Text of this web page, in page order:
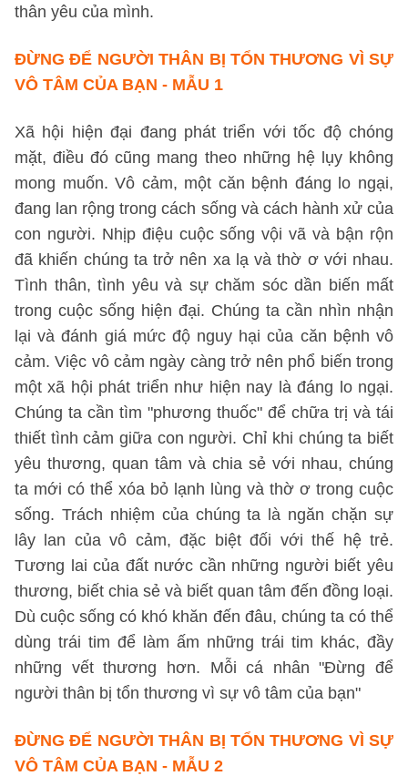
thân yêu của mình.
ĐỪNG ĐỂ NGƯỜI THÂN BỊ TỔN THƯƠNG VÌ SỰ
VÔ TÂM CỦA BẠN - MẪU 1
Xã hội hiện đại đang phát triển với tốc độ chóng
mặt, điều đó cũng mang theo những hệ lụy không
mong muốn. Vô cảm, một căn bệnh đáng lo ngại,
đang lan rộng trong cách sống và cách hành xử của
con người. Nhịp điệu cuộc sống vội vã và bận rộn
đã khiến chúng ta trở nên xa lạ và thờ ơ với nhau.
Tình thân, tình yêu và sự chăm sóc dần biến mất
trong cuộc sống hiện đại. Chúng ta cần nhìn nhận
lại và đánh giá mức độ nguy hại của căn bệnh vô
cảm. Việc vô cảm ngày càng trở nên phổ biến trong
một xã hội phát triển như hiện nay là đáng lo ngại.
Chúng ta cần tìm "phương thuốc" để chữa trị và tái
thiết tình cảm giữa con người. Chỉ khi chúng ta biết
yêu thương, quan tâm và chia sẻ với nhau, chúng
ta mới có thể xóa bỏ lạnh lùng và thờ ơ trong cuộc
sống. Trách nhiệm của chúng ta là ngăn chặn sự
lây lan của vô cảm, đặc biệt đối với thế hệ trẻ.
Tương lai của đất nước cần những người biết yêu
thương, biết chia sẻ và biết quan tâm đến đồng loại.
Dù cuộc sống có khó khăn đến đâu, chúng ta có thể
dùng trái tim để làm ấm những trái tim khác, đầy
những vết thương hơn. Mỗi cá nhân "Đừng để
người thân bị tổn thương vì sự vô tâm của bạn"
ĐỪNG ĐỂ NGƯỜI THÂN BỊ TỔN THƯƠNG VÌ SỰ
VÔ TÂM CỦA BẠN - MẪU 2